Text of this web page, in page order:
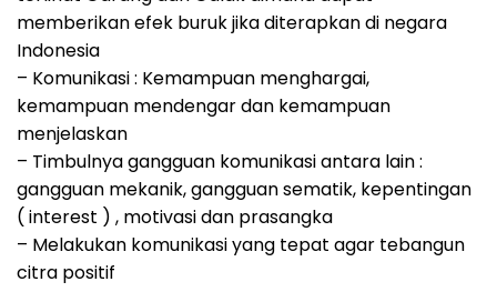
memberikan efek buruk jika diterapkan di negara
Indonesia
– Komunikasi : Kemampuan menghargai,
kemampuan mendengar dan kemampuan
menjelaskan
– Timbulnya gangguan komunikasi antara lain :
gangguan mekanik, gangguan sematik, kepentingan
( interest ) , motivasi dan prasangka
– Melakukan komunikasi yang tepat agar tebangun
citra positif